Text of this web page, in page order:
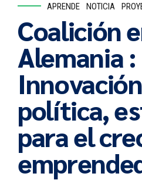
APRENDE NOTICIA
Coalición
Alemania :
política,
para el